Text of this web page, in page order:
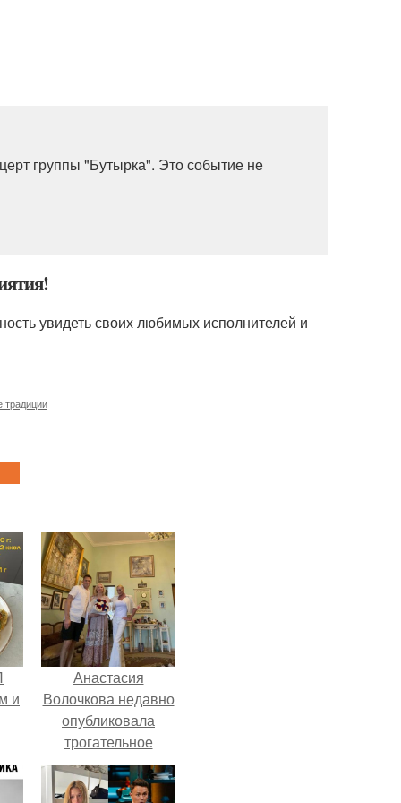
группы "Бутырка". Это событие не
увидеть своих любимых исполнителей и
традиции
и
Анастасия
Волочкова недавно
опубликовала
трогательное
совместное фото
со своей мамой, к